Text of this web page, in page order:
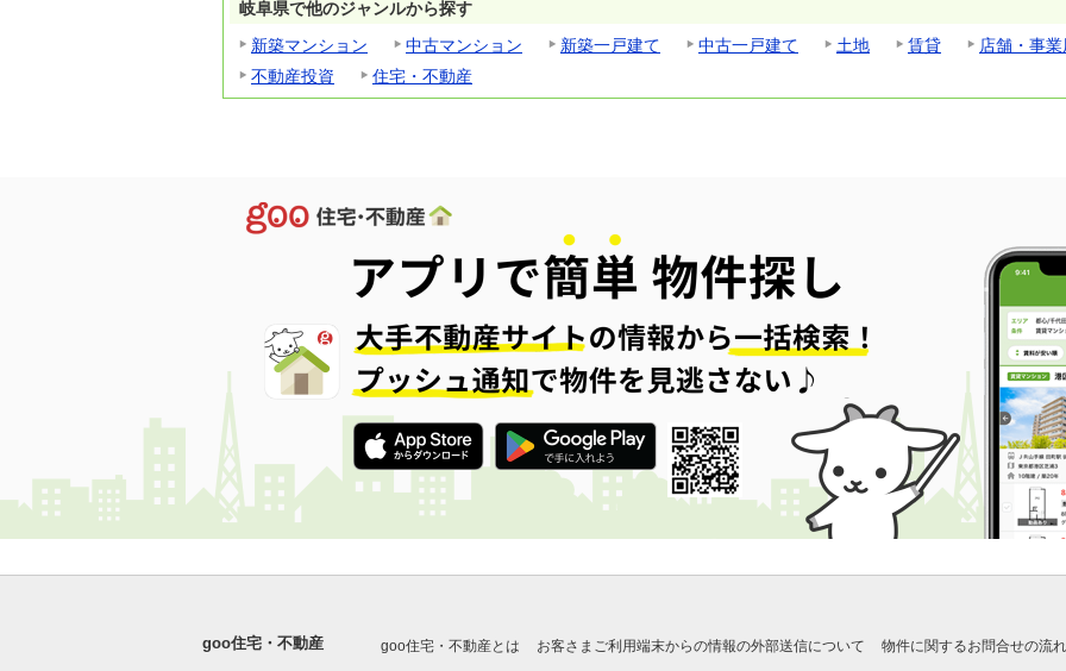
岐阜県で他のジャンルから探す
新築マンション
中古マンション 新築一戸建て 中古一戸建て 土地 賃貸
店舗・事業
不動産投資
住宅・不動産
goo住宅・不動産 goo住宅・不動産とは お客さまご利用端末からの情報の外部送信について 物件に関するお問合せの流れ